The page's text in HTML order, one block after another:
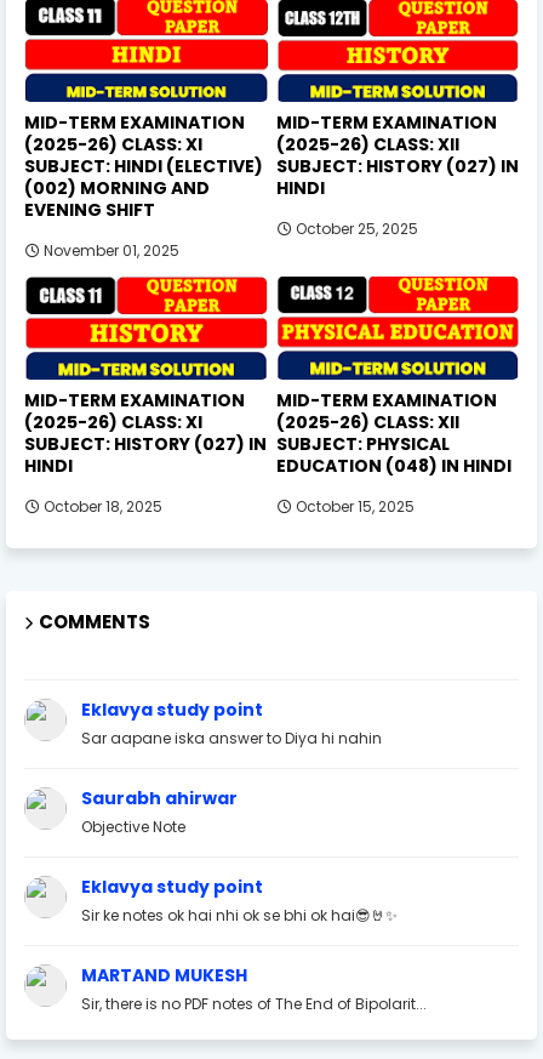
MID-TERM EXAMINATION
(2025-26) CLASS: XI
SUBJECT: HINDI (ELECTIVE)
(002) MORNING AND
EVENING SHIFT
November 01, 2025
MID-TERM EXAMINATION
(2025-26) CLASS: XII
SUBJECT: HISTORY (027) IN
HINDI
October 25, 2025
MID-TERM EXAMINATION
(2025-26) CLASS: XI
SUBJECT: HISTORY (027) IN
HINDI
October 18, 2025
MID-TERM EXAMINATION
(2025-26) CLASS: XII
SUBJECT: PHYSICAL
EDUCATION (048) IN HINDI
October 15, 2025
COMMENTS
Eklavya study point
Sar aapane iska answer to Diya hi nahin
Saurabh ahirwar
Objective Note
Eklavya study point
Sir ke notes ok hai nhi ok se bhi ok hai😎🤘✨
MARTAND MUKESH
Sir, there is no PDF notes of The End of Bipolarit...